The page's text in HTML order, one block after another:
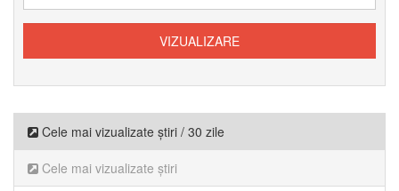
Cele mai vizualizate știri / 30 zile
Cele mai vizualizate știri